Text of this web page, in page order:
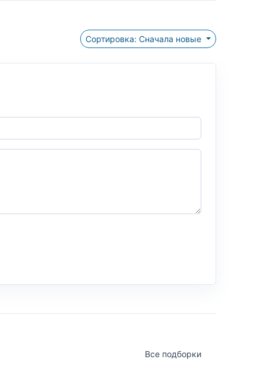
Сортировка: Сначала новые
Все подборки